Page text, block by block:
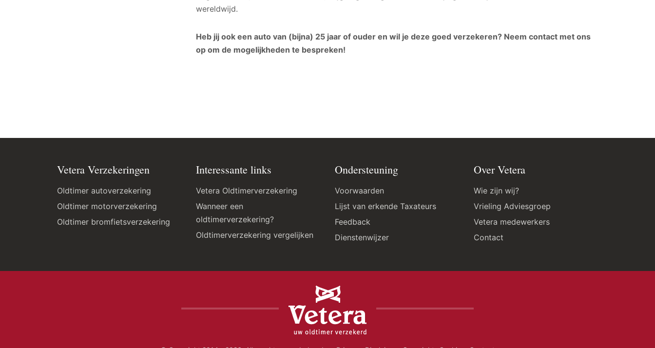
wereldwijd.
Heb jij ook een auto van (bijna) 25 jaar of ouder en wil je deze goed verzekeren? Neem contact met ons
op om de mogelijkheden te bespreken!
Vetera Verzekeringen
Oldtimer autoverzekering
Oldtimer motorverzekering
Oldtimer bromfietsverzekering
Interessante links
Vetera Oldtimerverzekering
Wanneer een
oldtimerverzekering?
Oldtimerverzekering vergelijken
Ondersteuning
Voorwaarden
Lijst van erkende Taxateurs
Feedback
Dienstenwijzer
Over Vetera
Wie zijn wij?
Vrieling Adviesgroep
Vetera medewerkers
Contact